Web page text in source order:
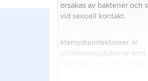
orsakas av bakterier och
vid sexuell kontakt.
klamydiainfektioner är
infektionssjukdomar som